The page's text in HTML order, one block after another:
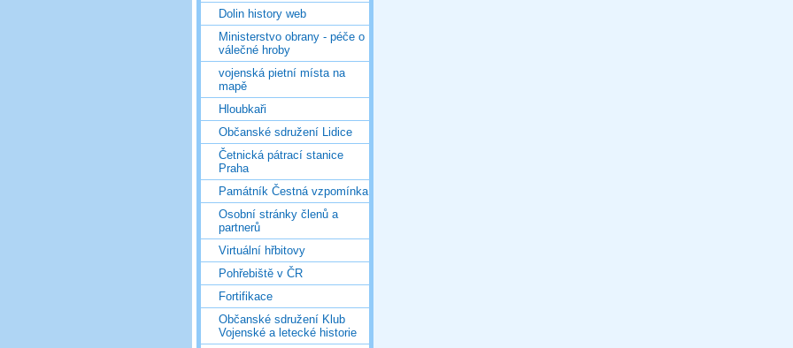
Dolin history web
Ministerstvo obrany - péče o
válečné hroby
vojenská pietní místa na
mapě
Hloubkaři
Občanské sdružení Lidice
Četnická pátrací stanice
Praha
Památník Čestná vzpomínka
Osobní stránky členů a
partnerů
Virtuální hřbitovy
Pohřebiště v ČR
Fortifikace
Občanské sdružení Klub
Vojenské a letecké historie